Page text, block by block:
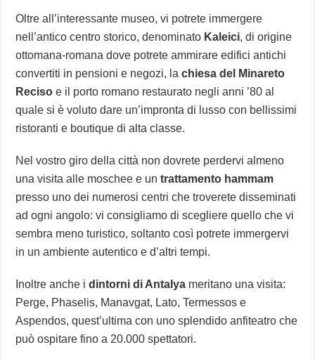
Oltre all’interessante museo, vi potrete immergere
nell’antico centro storico, denominato Kaleici, di origine
ottomana-romana dove potrete ammirare edifici antichi
convertiti in pensioni e negozi, lachiesa del Minareto
Reciso e il porto romano restaurato negli anni ’80 al
quale si è voluto dare un’impronta di lusso con bellissimi
ristoranti e boutique di alta classe.
Nel vostro giro della città non dovrete perdervi almeno
una visita alle moschee e untrattamento hammam
presso uno dei numerosi centri che troverete disseminati
ad ogni angolo: vi consigliamo di scegliere quello che vi
sembra meno turistico, soltanto così potrete immergervi
in un ambiente autentico e d’altri tempi.
Inoltre anche idintorni di Antalya meritano una visita:
Perge, Phaselis, Manavgat, Lato, Termessos e
Aspendos, quest’ultima con uno splendido anfiteatro che
può ospitare fino a 20.000 spettatori.